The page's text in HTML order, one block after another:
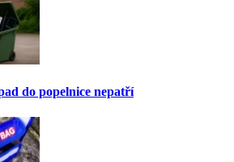
do popelnice nepatří